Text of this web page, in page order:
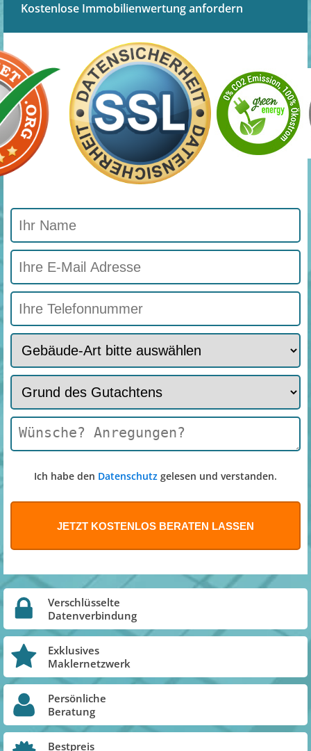
Kostenlose Immobilienwertung anfordern
Ich habe den Datenschutz gelesen und verstanden.
Verschlüsselte
Datenverbindung
Exklusives
Maklernetzwerk
Persönliche
Beratung
Bestpreis